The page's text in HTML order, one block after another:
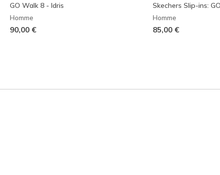
GO Walk 8 - Idris
Homme
90,00 €
Skechers Slip-ins:
Homme
85,00 €